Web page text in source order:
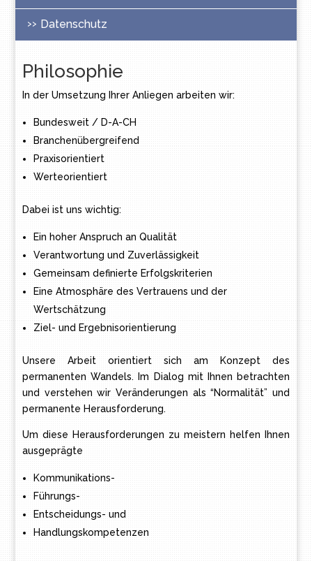
Datenschutz
Philosophie
In der Umsetzung Ihrer Anliegen arbeiten wir:
Bundesweit / D-A-CH
Branchenübergreifend
Praxisorientiert
Werteorientiert
Dabei ist uns wichtig:
Ein hoher Anspruch an Qualität
Verantwortung und Zuverlässigkeit
Gemeinsam definierte Erfolgskriterien
Eine Atmosphäre des Vertrauens und der
Wertschätzung
Ziel- und Ergebnisorientierung
Unsere Arbeit orientiert sich am Konzept des
permanenten Wandels. Im Dialog mit Ihnen betrachten
und verstehen wir Veränderungen als “Normalität” und
permanente Herausforderung.
Um diese Herausforderungen zu meistern helfen Ihnen
ausgeprägte
Kommunikations-
Führungs-
Entscheidungs- und
Handlungskompetenzen